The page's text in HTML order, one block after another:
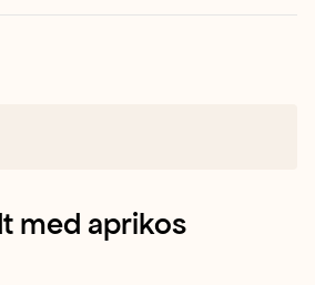
med aprikos